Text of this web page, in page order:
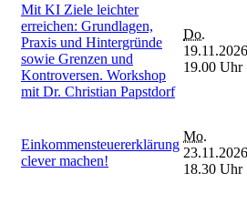
Mit KI Ziele leichter
erreichen: Grundlagen,
Praxis und Hintergründe
sowie Grenzen und
Kontroversen. Workshop
mit Dr. Christian Papstdorf
Do.
19.00 Uhr
Einkommensteuererklärung
clever machen!
Mo.
18.30 Uhr